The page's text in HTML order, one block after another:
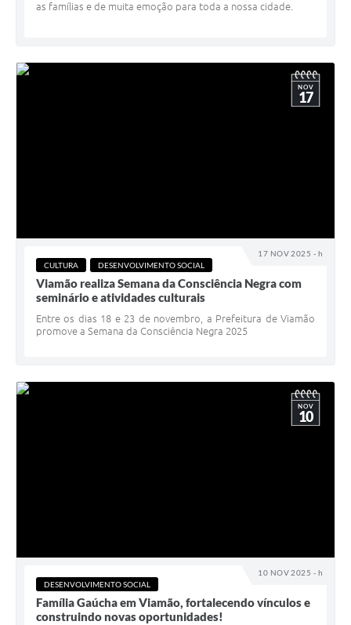
as famílias e de muita emoção para toda a nossa cidade.
17 NOV 2025 - h
NOV
17
CULTURA DESENVOLVIMENTO SOCIAL
Viamão realiza Semana da Consciência Negra com
seminário e atividades culturais
Entre os dias 18 e 23 de novembro, a Prefeitura de Viamão
promove a Semana da Consciência Negra 2025
10 NOV 2025 - h
NOV
10
DESENVOLVIMENTO SOCIAL
Família Gaúcha em Viamão, fortalecendo vínculos e
construindo novas oportunidades!